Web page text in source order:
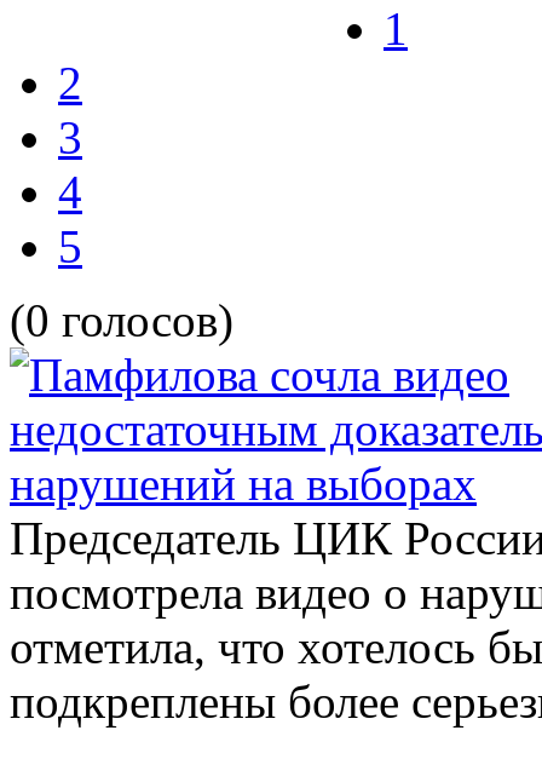
1
2
3
4
5
(0 голосов)
Председатель ЦИК
посмотрела видео о
отметила, что хотелось
подкреплены более